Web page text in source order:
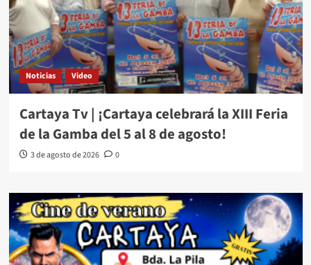
Noticias Video
Cartaya Tv | ¡Cartaya celebrará la XIII Feria
de la Gamba del 5 al 8 de agosto!
3 de agosto de 2026 0